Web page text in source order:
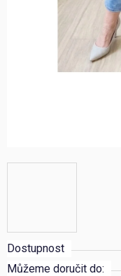
Dostupnost
Můžeme doručit do: